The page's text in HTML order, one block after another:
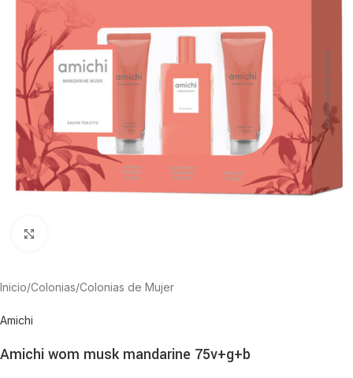
Inicio/Colonias/Colonias de Mujer
Amichi
Amichi wom musk mandarine 75v+g+b